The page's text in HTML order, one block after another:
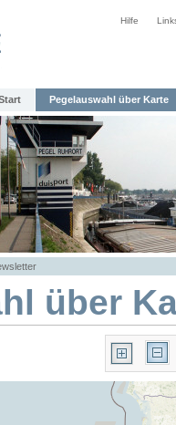
Hilfe
Pegelauswahl über Karte
über